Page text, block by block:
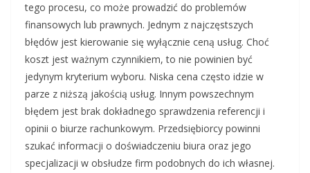
tego procesu, co może prowadzić do problemów
finansowych lub prawnych. Jednym z najczęstszych
błędów jest kierowanie się wyłącznie ceną usług. Choć
koszt jest ważnym czynnikiem, to nie powinien być
jedynym kryterium wyboru. Niska cena często idzie w
parze z niższą jakością usług. Innym powszechnym
błędem jest brak dokładnego sprawdzenia referencji i
opinii o biurze rachunkowym. Przedsiębiorcy powinni
szukać informacji o doświadczeniu biura oraz jego
specjalizacji w obsłudze firm podobnych do ich własnej.